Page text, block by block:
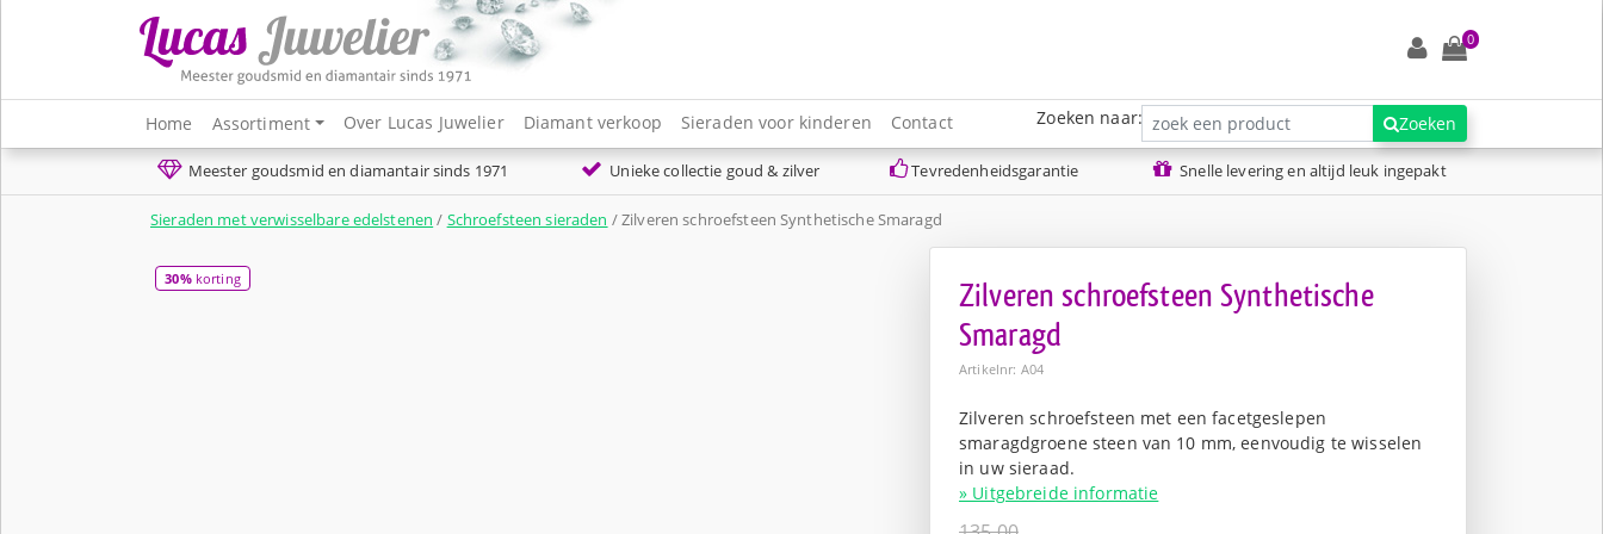
0
Home Assortiment Over Lucas Juwelier Diamant verkoop Sieraden voor kinderen Contact Zoeken naar: Zoeken
Meester goudsmid en diamantair sinds 1971 Unieke collectie goud & zilver Tevredenheidsgarantie Snelle levering en altijd leuk ingepakt
Sieraden met verwisselbare edelstenen / Schroefsteen sieraden / Zilveren schroefsteen Synthetische Smaragd
30%korting
Zilveren schroefsteen Synthetische
Smaragd
Artikelnr: A04
Zilveren schroefsteen met een facetgeslepen
smaragdgroene steen van 10 mm, eenvoudig te wisselen
in uw sieraad.
» Uitgebreide informatie